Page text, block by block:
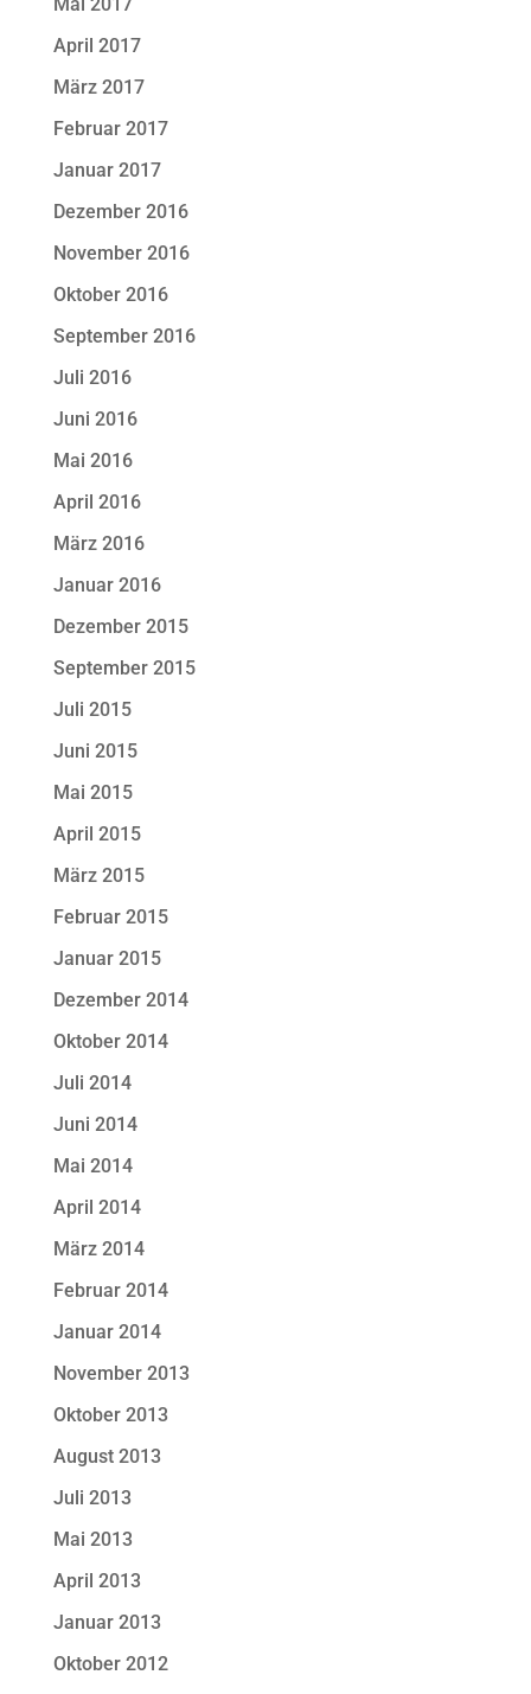
April 2017
März 2017
Februar 2017
Januar 2017
Dezember 2016
November 2016
Oktober 2016
September 2016
Juli 2016
Juni 2016
Mai 2016
April 2016
März 2016
Januar 2016
Dezember 2015
September 2015
Juli 2015
Juni 2015
Mai 2015
April 2015
März 2015
Februar 2015
Januar 2015
Dezember 2014
Oktober 2014
Juli 2014
Juni 2014
Mai 2014
April 2014
März 2014
Februar 2014
Januar 2014
November 2013
Oktober 2013
August 2013
Juli 2013
Mai 2013
April 2013
Januar 2013
Oktober 2012